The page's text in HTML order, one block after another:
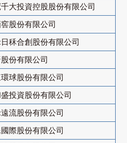
大投資控股股份有限公司
股份有限公司
秝合創股份有限公司
份有限公司
球股份有限公司
投資股份有限公司
流股份有限公司
際股份有限公司